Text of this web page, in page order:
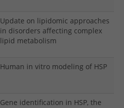
Update on lipidomic approaches
in disorders affecting complex
lipid metabolism
Human in vitro modeling of HSP
Gene identification in HSP, the